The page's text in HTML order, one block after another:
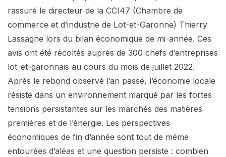
rassuré le directeur de la CCI47 (Chambre de
commerce et d’industrie de Lot-et-Garonne) Thierry
Lassagne lors du bilan économique de mi-année. Ces
avis ont été récoltés auprès de 300 chefs d’entreprises
lot-et-garonnais au cours du mois de juillet 2022.
Après le rebond observé l’an passé, l’économie locale
résiste dans un environnement marqué par les fortes
tensions persistantes sur les marchés des matières
premières et de l’énergie. Les perspectives
économiques de fin d’année sont tout de même
entourées d’aléas et une question persiste : combien